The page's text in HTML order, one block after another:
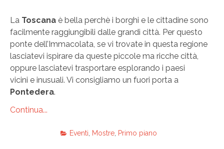
La Toscana è bella perchè i borghi e le cittadine sono
facilmente raggiungibili dalle grandi città. Per questo
ponte dell’Immacolata, se vi trovate in questa regione
lasciatevi ispirare da queste piccole ma ricche città,
oppure lasciatevi trasportare esplorando i paesi
vicini e inusuali. Vi consigliamo un fuori porta a
Pontedera.
Continua...
Eventi Mostre Primo piano